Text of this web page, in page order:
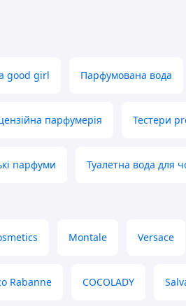
good girl Парфумована вода
парфумерія Тестери
парфуми Туалетна вода для
Montale Versace
Rabanne COCOLADY